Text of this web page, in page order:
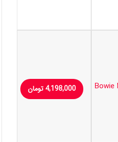
4,198,000 تومان